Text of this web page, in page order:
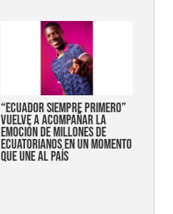
“Ecuador siempre primero”
vuelve a acompañar la
emoción de millones de
ecuatorianos en un momento
que une al país